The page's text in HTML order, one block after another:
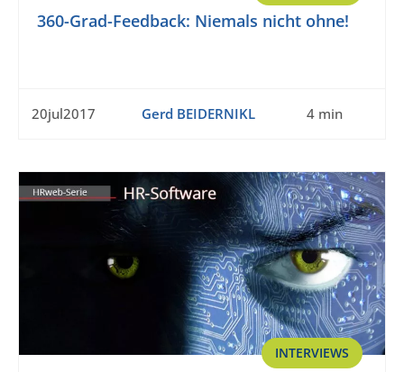
360-Grad-Feedback: Niemals nicht ohne!
20jul2017 Gerd BEIDERNIKL 4 min
INTERVIEWS